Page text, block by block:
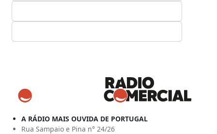
A RÁDIO MAIS OUVIDA DE PORTUGAL
Rua Sampaio e Pina n° 24/26